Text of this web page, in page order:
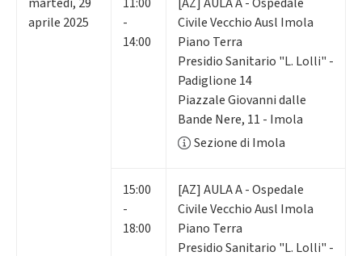
aprile 2025
-
14:00
Civile Vecchio Ausl Imola
Piano Terra
Presidio Sanitario "L. Lolli" -
Padiglione 14
Piazzale Giovanni dalle
Bande Nere, 11 - Imola
Sezione di Imola
15:00
-
18:00
[AZ] AULA A - Ospedale
Civile Vecchio Ausl Imola
Piano Terra
Presidio Sanitario "L. Lolli" -